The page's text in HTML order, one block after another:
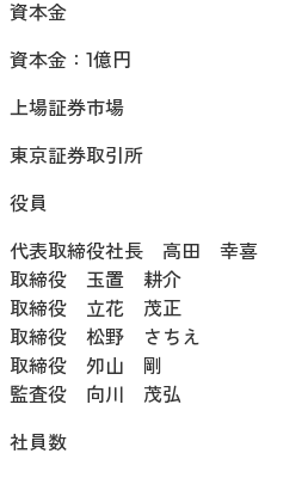
資本金
資本金：1億円
上場証券市場
東京証券取引所
役員
代表取締役社長 高田 幸喜
取締役 玉置 耕介
取締役 立花 茂正
取締役 松野 さちえ
取締役 夘山 剛
監査役 向川 茂弘
社員数